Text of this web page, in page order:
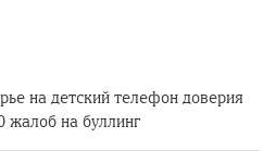
на детский телефон доверия
жалоб на буллинг